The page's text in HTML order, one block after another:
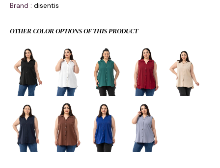
Brand : disentis
OTHER COLOR OPTIONS OF THIS PRODUCT